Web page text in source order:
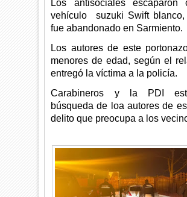
Los antisociales escaparon
vehículo suzuki Swift blanco,
fue abandonado en Sarmiento.
Los autores de este
menores de edad, según el
entregó la víctima a la policía.
Carabineros y la PDI
búsqueda de loa autores de
delito que preocupa a los